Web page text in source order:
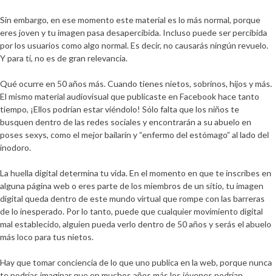
Sin embargo, en ese momento este material es lo más normal, porque
eres joven y tu imagen pasa desapercibida. Incluso puede ser percibida
por los usuarios como algo normal. Es decir, no causarás ningún revuelo.
Y para ti, no es de gran relevancia.
Qué ocurre en 50 años más. Cuando tienes nietos, sobrinos, hijos y más.
El mismo material audiovisual que publicaste en Facebook hace tanto
tiempo, ¡Ellos podrían estar viéndolo! Sólo falta que los niños te
busquen dentro de las redes sociales y encontrarán a su abuelo en
poses sexys, como el mejor bailarín y “enfermo del estómago” al lado del
inodoro.
La huella digital determina tu vida. En el momento en que te inscribes en
alguna página web o eres parte de los miembros de un sitio, tu imagen
digital queda dentro de este mundo virtual que rompe con las barreras
de lo inesperado. Por lo tanto, puede que cualquier movimiento digital
mal establecido, alguien pueda verlo dentro de 50 años y serás el abuelo
más loco para tus nietos.
Hay que tomar conciencia de lo que uno publica en la web, porque nunca